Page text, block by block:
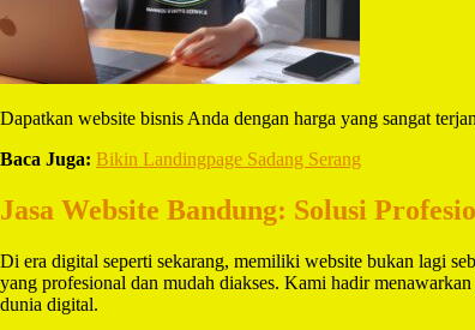
Dapatkan website bisnis Anda dengan harga yang sangat
Baca Juga: Bikin Landingpage Sadang Serang
Jasa Website Bandung: Solusi
Di era digital seperti sekarang, memiliki website bukan lagi
yang profesional dan mudah diakses. Kami hadir menawarkan
dunia digital.